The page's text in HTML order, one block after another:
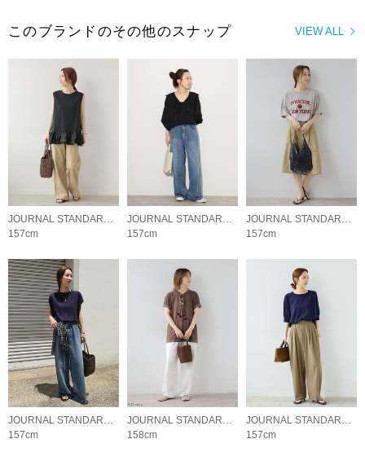
VIEW ALL
このブランドのその他のスナップ
JOURNAL STANDARD relume LADYS
157cm
JOURNAL STANDARD relume LADYS
157cm
JOURNAL STANDARD relume LADYS
157cm
157cm
158cm
157cm